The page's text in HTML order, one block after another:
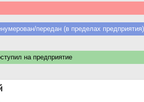
передан (в пределах предприятия)
на предприятие